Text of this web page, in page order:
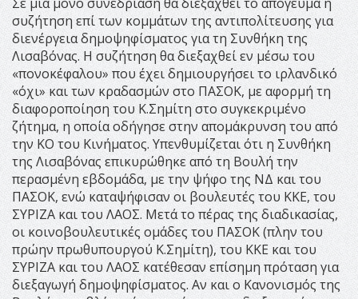
συζήτηση επί των κομμάτων της αντιπολίτευσης για
διενέργεια δημοψηφίσματος για τη Συνθήκη της
Λισαβόνας. Η συζήτηση θα διεξαχθεί εν μέσω του
«πονοκέφαλου» που έχει δημιουργήσει το ιρλανδικό
«όχι» και των κραδασμών στο ΠΑΣΟΚ, με αφορμή τη
διαφοροποίηση του Κ.Σημίτη στο συγκεκριμένο
ζήτημα, η οποία οδήγησε στην απομάκρυνση του από
την ΚΟ του Κινήματος. Υπενθυμίζεται ότι η Συνθήκη
της Λισαβόνας επικυρώθηκε από τη Βουλή την
περασμένη εβδομάδα, με την ψήφο της ΝΔ και του
ΠΑΣΟΚ, ενώ καταψήφισαν οι βουλευτές του ΚΚΕ, του
ΣΥΡΙΖΑ και του ΛΑΟΣ. Μετά το πέρας της διαδικασίας,
οι κοινοβουλευτικές ομάδες του ΠΑΣΟΚ (πλην του
πρώην πρωθυπουργού Κ.Σημίτη), του ΚΚΕ και του
ΣΥΡΙΖΑ και του ΛΑΟΣ κατέθεσαν επίσημη πρόταση για
διεξαγωγή δημοψηφίσματος. Αν και ο Κανονισμός της